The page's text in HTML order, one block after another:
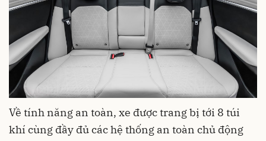
Về tính năng an toàn, xe được trang bị tới 8 túi
khí cùng đầy đủ các hệ thống an toàn chủ động